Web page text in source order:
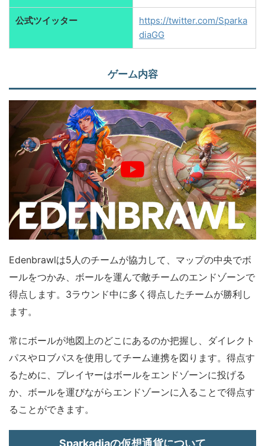
公式ツイッター
https://twitter.com/Sparka
diaGG
ゲーム内容
Edenbrawlは5人のチームが協力して、マップの中央でボ
ールをつかみ、ボールを運んで敵チームのエンドゾーンで
得点します。3ラウンド中に多く得点したチームが勝利し
ます。
常にボールが地図上のどこにあるのか把握し、ダイレクト
パスやロブパスを使用してチーム連携を図ります。得点す
るために、プレイヤーはボールをエンドゾーンに投げる
か、ボールを運びながらエンドゾーンに入ることで得点す
ることができます。
Sparkadiaの仮想通貨について